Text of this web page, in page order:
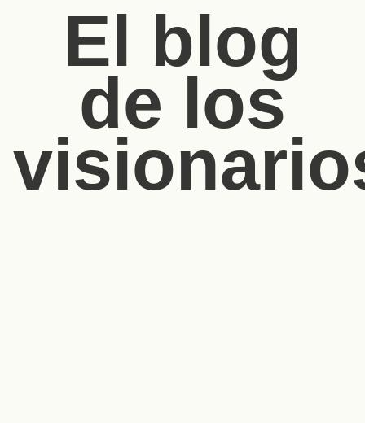
El blog
de los